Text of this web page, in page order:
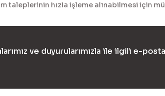
taleplerinin hızla işleme alınabilmesi için
ve duyurularımızla ile ilgili e-